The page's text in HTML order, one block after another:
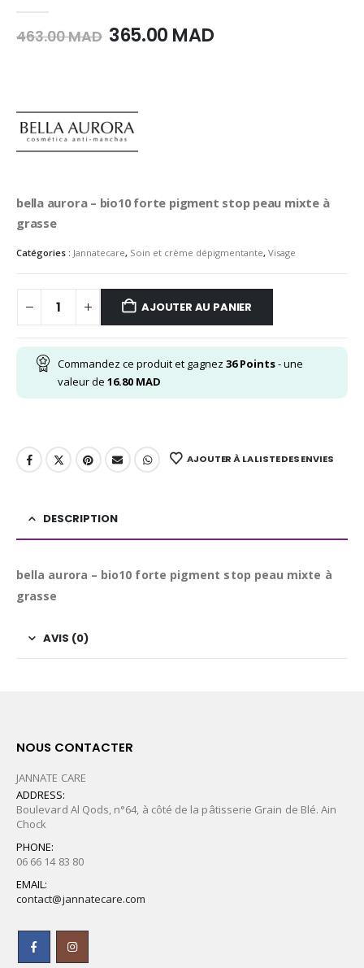
463.00MAD Le
463.00
MAD.
365.00 MADLe
bella aurora – bio10 forte pigment stop peau mixte à
grasse
Catégories : Jannatecare, Soin et crème dépigmentante, Visage
AJOUTER AU PANIER
Commandez ce produit et gagnez 36Points- une
valeur de 16.80 MAD
AJOUTER À LA LISTE DES ENVIES
DESCRIPTION
bella aurora – bio10 forte pigment stop peau mixte à
grasse
AVIS (0)
NOUS CONTACTER
JANNATE CARE
ADDRESS:
Boulevard Al Qods, n°64, à côté de la pâtisserie Grain de Blé. Ain
Chock
PHONE:
06 66 14 83 80
EMAIL:
contact@jannatecare.com